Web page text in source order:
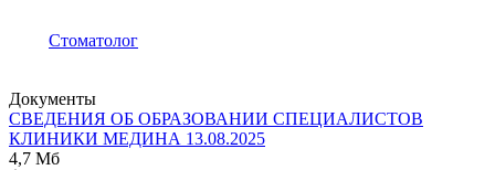
Стоматолог
Документы
СВЕДЕНИЯ ОБ ОБРАЗОВАНИИ СПЕЦИАЛИСТОВ
КЛИНИКИ МЕДИНА 13.08.2025
4,7 Мб